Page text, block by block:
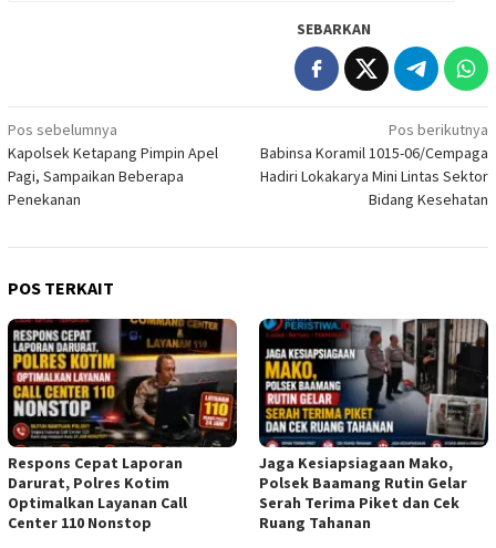
SEBARKAN
Navigasi
pos
Pos sebelumnya
Kapolsek Ketapang Pimpin Apel
Pagi, Sampaikan Beberapa
Penekanan
Pos berikutnya
Babinsa Koramil 1015-06/Cempaga
Hadiri Lokakarya Mini Lintas Sektor
Bidang Kesehatan
POS TERKAIT
Respons Cepat Laporan
Darurat, Polres Kotim
Optimalkan Layanan Call
Center 110 Nonstop
Jaga Kesiapsiagaan Mako,
Polsek Baamang Rutin Gelar
Serah Terima Piket dan Cek
Ruang Tahanan